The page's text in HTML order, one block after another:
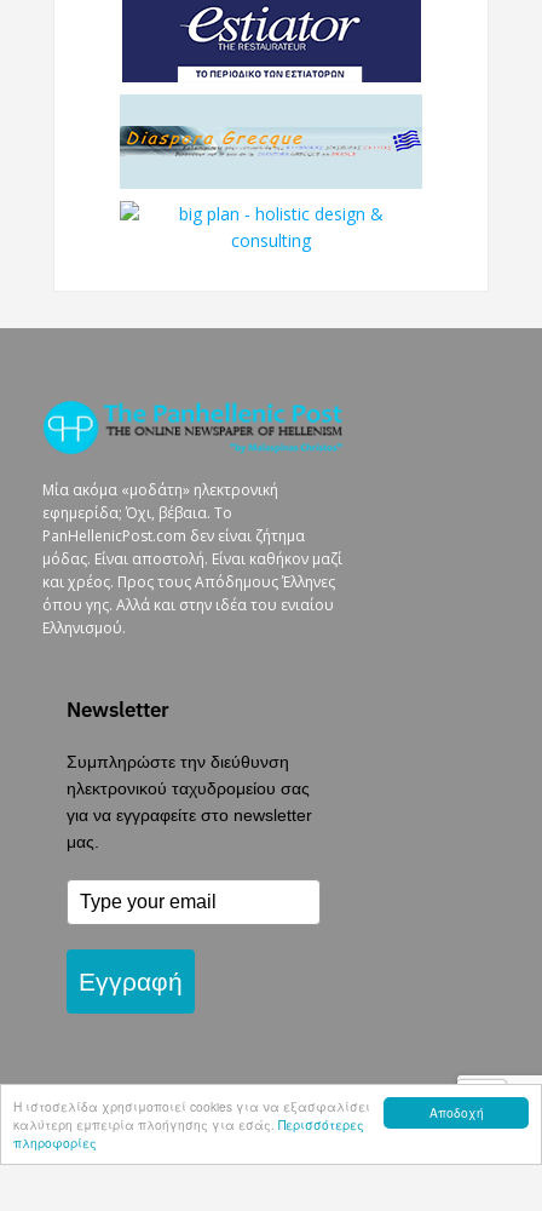
Αποδοχή
Η ιστοσελίδα χρησιμοποιεί cookies για να εξασφαλίσει
καλύτερη εμπειρία πλοήγησης για εσάς. Περισσότερες
πληροφορίες
Μία ακόμα «μοδάτη» ηλεκτρονική
εφημερίδα; Όχι, βέβαια. To
PanHellenicPost.com δεν είναι ζήτημα
μόδας. Είναι αποστολή. Είναι καθήκον μαζί
και χρέος. Προς τους Απόδημους Έλληνες
όπου γης. Αλλά και στην ιδέα του ενιαίου
Ελληνισμού.
Newsletter
Συμπληρώστε την διεύθυνση
ηλεκτρονικού ταχυδρομείου σας
για να εγγραφείτε στο newsletter
μας.
Εγγραφή